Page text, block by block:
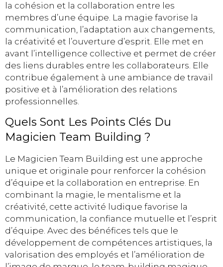
la cohésion et la collaboration entre les
membres d’une équipe. La magie favorise la
communication, l’adaptation aux changements,
la créativité et l’ouverture d’esprit. Elle met en
avant l’intelligence collective et permet de créer
des liens durables entre les collaborateurs. Elle
contribue également à une ambiance de travail
positive et à l’amélioration des relations
professionnelles.
Quels Sont Les Points Clés Du
Magicien Team Building ?
Le Magicien Team Building est une approche
unique et originale pour renforcer la cohésion
d’équipe et la collaboration en entreprise. En
combinant la magie, le mentalisme et la
créativité, cette activité ludique favorise la
communication, la confiance mutuelle et l’esprit
d’équipe. Avec des bénéfices tels que le
développement de compétences artistiques, la
valorisation des employés et l’amélioration de